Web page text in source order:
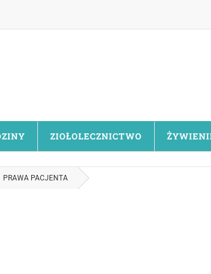
ZIOŁOLECZNICTWO
PRAWA PACJENTA